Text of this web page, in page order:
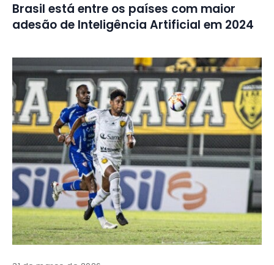
Brasil está entre os países com maior
adesão de Inteligência Artificial em 2024